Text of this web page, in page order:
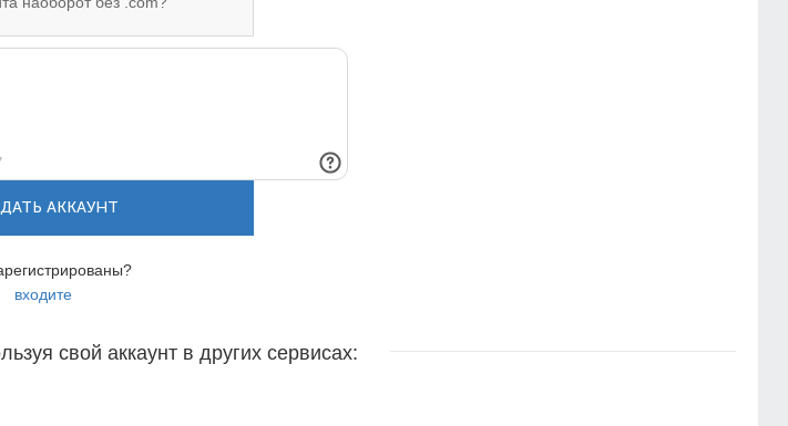
АККАУНТ
входите
свой аккаунт в других сервисах: